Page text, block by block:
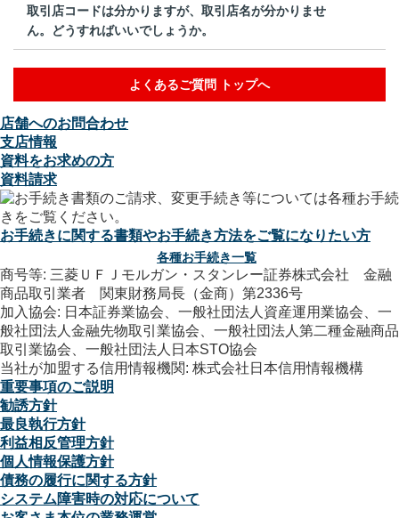
取引店コードは分かりますが、取引店名が分かりませ
ん。どうすればいいでしょうか。
よくあるご質問 トップへ
店舗へのお問合わせ
支店情報
資料をお求めの方
資料請求
お手続きに関する書類やお手続き方法をご覧になりたい方
各種お手続き一覧
商号等: 三菱ＵＦＪモルガン・スタンレー証券株式会社 金融
商品取引業者 関東財務局長（金商）第2336号
加入協会: 日本証券業協会、一般社団法人資産運用業協会、一
般社団法人金融先物取引業協会、一般社団法人第二種金融商品
取引業協会、一般社団法人日本STO協会
当社が加盟する信用情報機関: 株式会社日本信用情報機構
重要事項のご説明
勧誘方針
最良執行方針
利益相反管理方針
個人情報保護方針
債務の履行に関する方針
システム障害時の対応について